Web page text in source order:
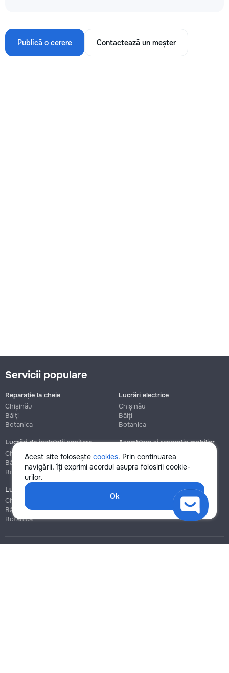
Publică o cerere Contactează un meșter
Acest site folosește cookies. Prin continuarea
navigării, îți exprimi acordul asupra folosirii cookie-
urilor.
Ok
Servicii populare
Reparație la cheie
Chișinău
Bălți
Botanica
Lucrări electrice
Chișinău
Bălți
Botanica
Lucrări de instalații sanitare
Chișinău
Bălți
Botanica
Asamblare și reparație mobilier
Chișinău
Botanica
Lucrări de construcție și instalare
Chișinău
Bălți
Botanica